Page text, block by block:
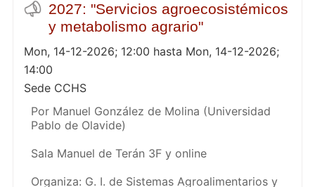
2027: "Servicios agroecosistémicos
y metabolismo agrario"
Mon, 14-12-2026; 12:00 hasta Mon, 14-12-2026;
14:00
Sede CCHS
Por Manuel González de Molina (Universidad
Pablo de Olavide)
Sala Manuel de Terán 3F y online
Organiza: G. I. de Sistemas Agroalimentarios y